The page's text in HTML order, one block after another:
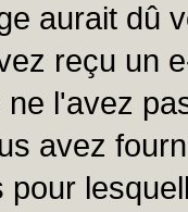
aurait dû
reçu un
ne l'avez
avez
pour